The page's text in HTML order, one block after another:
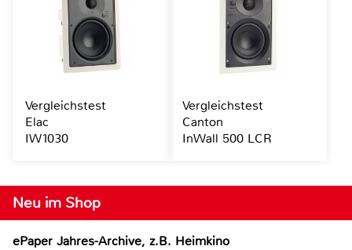
Neu im Shop
ePaper Jahres-Archive, z.B. Heimkino
Vergleichstest
Elac
IW1030
Vergleichstest
Canton
InWall 500 LCR